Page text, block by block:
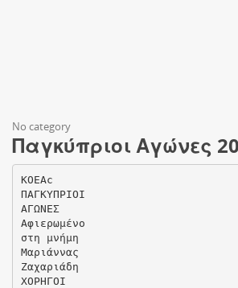
No category
Παγκύπριοι Αγώνες
KOEAc
ΠΑΓΚΥΠΡΙΟΙ
ΑΓΩΝΕΣ
Αφιερωμένο
στη μνήμη
Μαριάννας
Ζαχαριάδη
ΧΟΡΗΓΟΙ